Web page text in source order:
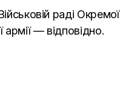
раді Окремої
армії —відповідно.